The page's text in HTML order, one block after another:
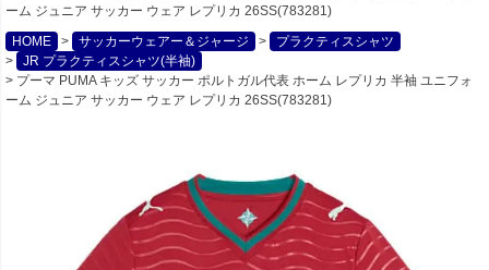
ーム ジュニア サッカー ウェア レプリカ 26SS(783281)
HOME
サッカーウェアー＆ジャージ
プラクティスシャツ
JR プラクティスシャツ(半袖)
プーマ PUMA キッズ サッカー ポルトガル代表 ホーム レプリカ 半袖 ユニフォ
ーム ジュニア サッカー ウェア レプリカ 26SS(783281)